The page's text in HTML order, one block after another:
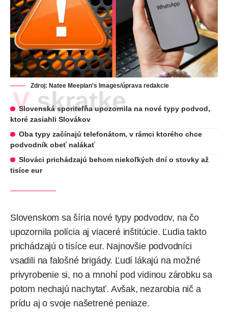
Zdroj: Natee Meepian's Images/úprava redakcie
V skratke
Slovenská sporiteľňa upozornila na nové typy podvod,
ktoré zasiahli Slovákov
Oba typy začínajú telefonátom, v rámci ktorého chce
podvodník obeť nalákať
Slováci prichádzajú behom niekoľkých dní o stovky až
tisíce eur
Slovenskom sa šíria nové typy podvodov, na čo
upozornila polícia aj viaceré inštitúcie. Ľudia takto
prichádzajú o tisíce eur. Najnovšie podvodníci
vsadili na falošné brigády. Ľudí lákajú na možné
privyrobenie si, no a mnohí pod vidinou zárobku sa
potom nechajú nachytať. Avšak, nezarobia nič a
prídu aj o svoje našetrené peniaze.